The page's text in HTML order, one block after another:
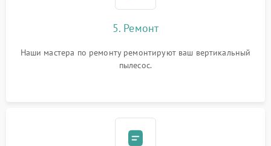
5. Ремонт
Наши мастера по ремонту ремонтируют ваш вертикальный
пылесос.